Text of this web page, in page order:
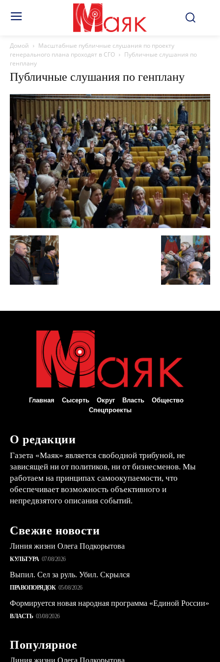
Домой
Масштабные публичные слушания по проекту
генерального плана проходят в СГО
Публичные слушания по
генплану
Публичные слушания по генплану
Главная Сысерть Округ Власть
Общество
Спецпроекты
О редакции
Газета «Маяк» является свободной трибуной, не
зависящей ни от политиков, ни от бизнесменов. Мы
работаем на принципах самоокупаемости, что
обеспечивает возможность объективного и
непредвзятого описания событий.
Свежие новости
Линия жизни Олега Подкорытова
КУЛЬТУРА 07/08/2026
Выпил. Сел за руль. Убил. Скрылся
ПРАВОПОРЯДОК 05/08/2026
Формируется новая народная программа «Единой России»
ВЛАСТЬ 03/08/2026
Популярное